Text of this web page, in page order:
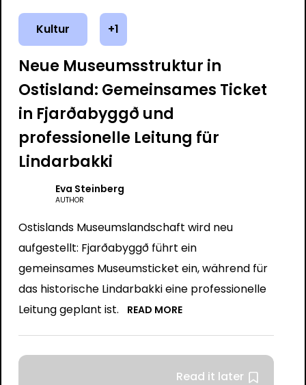
Kultur +1
Neue Museumsstruktur in
Ostisland: Gemeinsames Ticket
in Fjarðabyggð und
professionelle Leitung für
Lindarbakki
Eva Steinberg
AUTHOR
Ostislands Museumslandschaft wird neu
aufgestellt: Fjarðabyggð führt ein
gemeinsames Museumsticket ein, während für
das historische Lindarbakki eine professionelle
Leitung geplant ist.
READ MORE
Read it later